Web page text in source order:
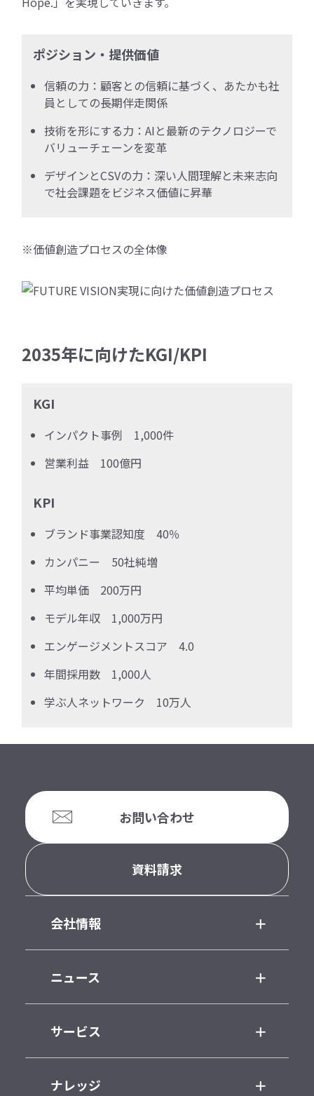
ポジション・提供価値
信頼の力：顧客との信頼に基づく、あたかも社
員としての長期伴走関係
技術を形にする力：AIと最新のテクノロジーで
バリューチェーンを変革
デザインとCSVの力：深い人間理解と未来志向
で社会課題をビジネス価値に昇華
※価値創造プロセスの全体像
2035年に向けたKGI/KPI
KGI
インパクト事例 1,000件
営業利益 100億円
KPI
ブランド事業認知度 40％
カンパニー 50社純増
平均単価 200万円
モデル年収 1,000万円
エンゲージメントスコア 4.0
年間採用数 1,000人
学ぶ人ネットワーク 10万人
お問い合わせ
資料請求
会社情報
ニュース
サービス
ナレッジ